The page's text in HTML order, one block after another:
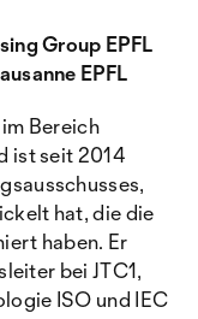
Group EPFL
EPFL
Bereich
ist seit 2014
hat, die die
haben. Er
bei JTC1,
ISO und IEC